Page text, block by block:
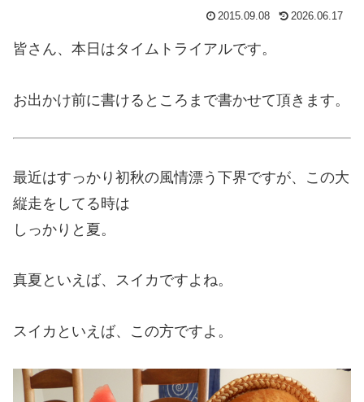
2015.09.08 2026.06.17
皆さん、本日はタイムトライアルです。
お出かけ前に書けるところまで書かせて頂きます。
最近はすっかり初秋の風情漂う下界ですが、この大
縦走をしてる時は
しっかりと夏。
真夏といえば、スイカですよね。
スイカといえば、この方ですよ。